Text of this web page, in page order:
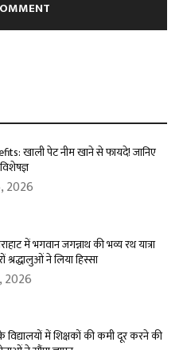
खाली पेट नीम खाने से फायदे! जानिए
2026
में भगवान जगन्नाथ की भव्य रथ यात्रा
श्रद्धालुओं ने लिया हिस्सा
2026
में शिक्षकों की कमी दूर करने की